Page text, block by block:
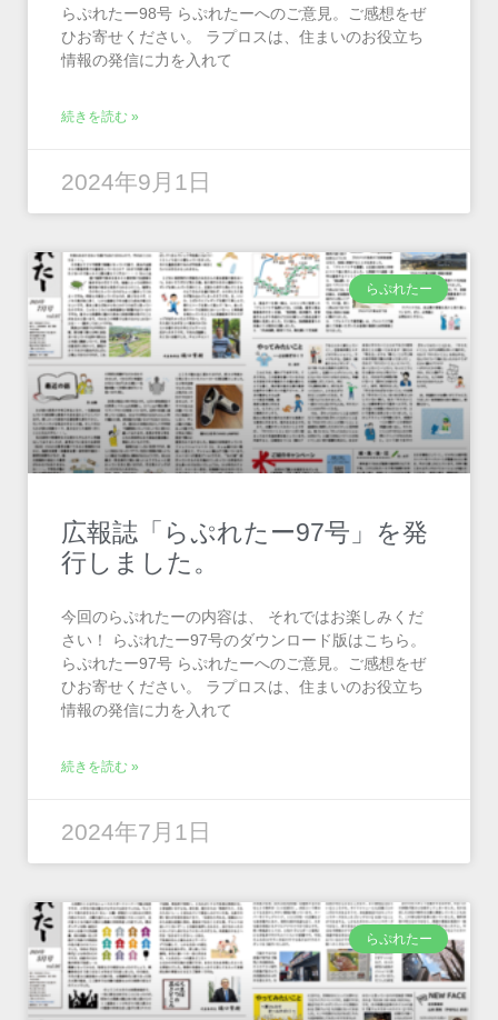
らぷれたー98号 らぷれたーへのご意見。ご感想をぜ
ひお寄せください。 ラプロスは、住まいのお役立ち
情報の発信に力を入れて
続きを読む »
2024年9月1日
らぷれたー
広報誌「らぷれたー97号」を発
行しました。
今回のらぷれたーの内容は、 それではお楽しみくだ
さい！ らぷれたー97号のダウンロード版はこちら。
らぷれたー97号 らぷれたーへのご意見。ご感想をぜ
ひお寄せください。 ラプロスは、住まいのお役立ち
情報の発信に力を入れて
続きを読む »
2024年7月1日
らぷれたー